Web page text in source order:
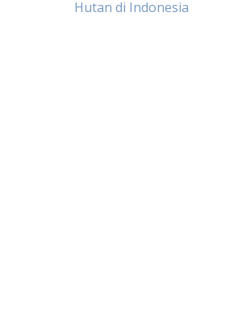
Hutan di Indonesia